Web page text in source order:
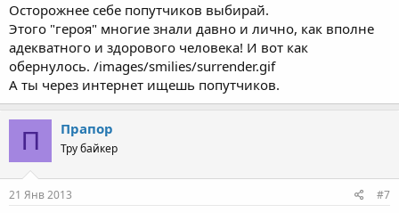
Осторожнее себе попутчиков выбирай.
Этого "героя" многие знали давно и лично, как вполне
адекватного и здорового человека! И вот как
обернулось. /images/smilies/surrender.gif
А ты через интернет ищешь попутчиков.
П Прапор
Тру байкер
21 Янв 2013 #7